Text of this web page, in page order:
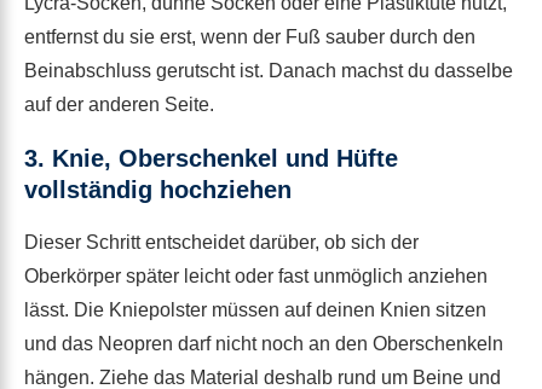
entfernst du sie erst, wenn der Fuß sauber durch den
Beinabschluss gerutscht ist. Danach machst du dasselbe
auf der anderen Seite.
3. Knie, Oberschenkel und Hüfte
vollständig hochziehen
Dieser Schritt entscheidet darüber, ob sich der
Oberkörper später leicht oder fast unmöglich anziehen
lässt. Die Kniepolster müssen auf deinen Knien sitzen
und das Neopren darf nicht noch an den Oberschenkeln
hängen. Ziehe das Material deshalb rund um Beine und